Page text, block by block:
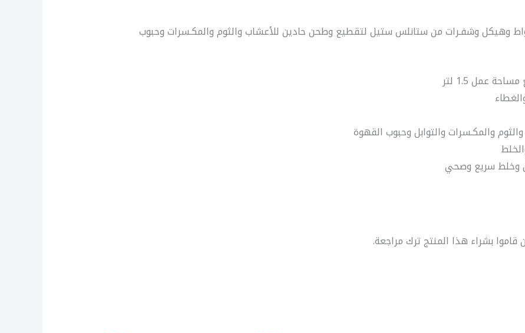
كهربائي عالي المتانة بقوة 1000 واط وهيكل وشفـرات من ستانلس ستيل لتقطيع وطحن حادين للأعشاب والثوم والمكـسرات وحبوب
والمكـسرات والتوابل وحبوب القهوة
بشراء هذا المنتج ترك مراجعة.